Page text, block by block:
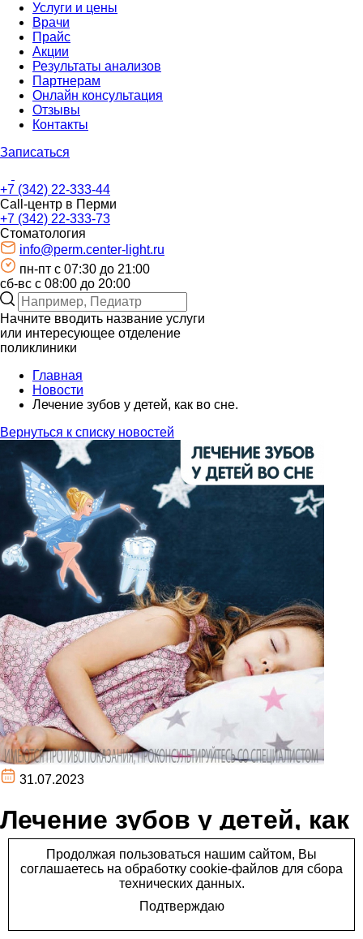
Услуги и цены
Врачи
Прайс
Акции
Результаты анализов
Партнерам
Онлайн консультация
Отзывы
Контакты
Записаться
+7 (342) 22-333-44
Call-центр в Перми
+7 (342) 22-333-73
Стоматология
info@perm.center-light.ru
пн-пт c 07:30 до 21:00
сб-вс с 08:00 до 20:00
Начните вводить название услуги
или интересующее отделение
поликлиники
Главная
Новости
Лечение зубов у детей, как во сне.
Вернуться к списку новостей
31.07.2023
Лечение зубов у детей, как
во сне.
Лечение зубов у детей, как во сне.